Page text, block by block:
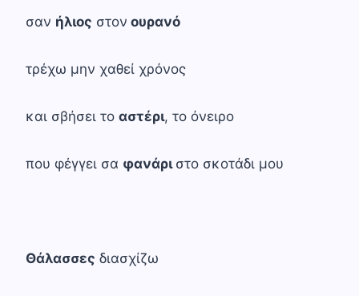
σαν ήλιος στον ουρανό
τρέχω μην χαθεί χρόνος
και σβήσει το αστέρι, το όνειρο
που φέγγει σα φανάρι στο σκοτάδι μου
Θάλασσες διασχίζω